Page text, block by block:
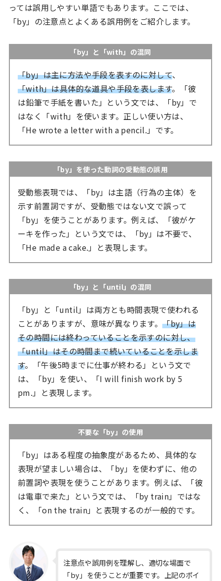
っては誤用しやすい単語でもあります。ここでは、
「by」の注意点とよくある誤用例をご紹介します。
「by」と「with」の混同
「by」は主に方法や手段を表すのに対して、
「with」は具体的な道具や手段を表します。「彼
は鉛筆で手紙を書いた」という文では、「by」で
はなく「with」を使います。正しい使い方は、
「He wrote a letter with a pencil.」です。
「by」を使った動詞の受動態の誤用
受動態表現では、「by」は主語（行為の主体）を
示す前置詞ですが、受動態ではない文で誤って
「by」を使うことがあります。例えば、「彼がケ
ーキを作った」という文では、「by」は不要で、
「He made a cake.」と表現します。
「by」と「until」の混同
「by」と「until」は両方とも時間表現で使われる
ことがありますが、意味が異なります。「by」は
その時間には終わっていることを示すのに対し、
「until」はその時間まで続いていることを示しま
す。「午後5時までに仕事が終わる」という文で
は、「by」を使い、「I will finish work by 5
pm.」と表現します。
不要な「by」の使用
「by」はある程度の抽象度があるため、具体的な
表現が望ましい場合は、「by」を使わずに、他の
前置詞や表現を使うことがあります。例えば、「彼
は電車で来た」という文では、「by train」ではな
く、「on the train」と表現するのが一般的です。
注意点や誤用例を理解し、適切な場面で
「by」を使うことが重要です。上記のポイ